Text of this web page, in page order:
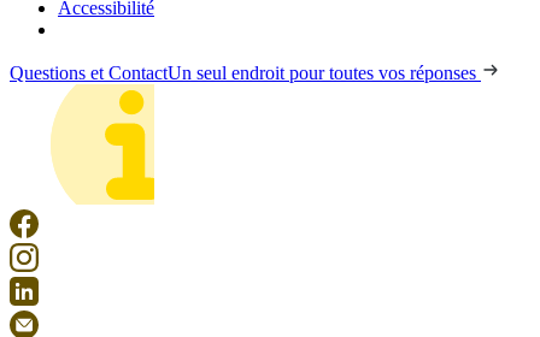
Accessibilité
Questions et ContactUn seul endroit pour toutes vos réponses